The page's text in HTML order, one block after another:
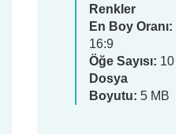
Renkler
En Boy Oranı:
16:9
Öğe Sayısı: 10
Dosya
Boyutu: 5 MB